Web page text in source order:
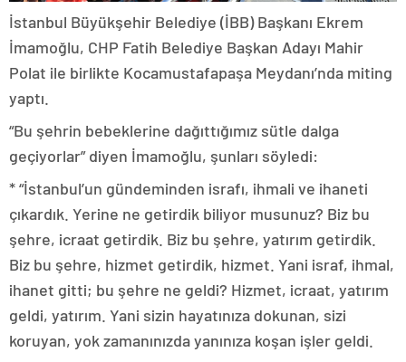
İstanbul Büyükşehir Belediye (İBB) Başkanı Ekrem
İmamoğlu, CHP Fatih Belediye Başkan Adayı Mahir
Polat ile birlikte Kocamustafapaşa Meydanı’nda miting
yaptı.
“Bu şehrin bebeklerine dağıttığımız sütle dalga
geçiyorlar” diyen İmamoğlu, şunları söyledi:
* “İstanbul’un gündeminden israfı, ihmali ve ihaneti
çıkardık. Yerine ne getirdik biliyor musunuz? Biz bu
şehre, icraat getirdik. Biz bu şehre, yatırım getirdik.
Biz bu şehre, hizmet getirdik, hizmet. Yani israf, ihmal,
ihanet gitti; bu şehre ne geldi? Hizmet, icraat, yatırım
geldi, yatırım. Yani sizin hayatınıza dokunan, sizi
koruyan, yok zamanınızda yanınıza koşan işler geldi.